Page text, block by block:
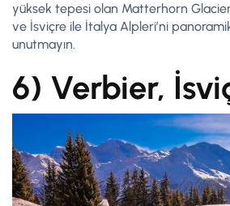
yüksek tepesi olan Matterhorn Glacier
ve İsviçre ile İtalya Alpleri’ni
unutmayın.
6) Verbier,